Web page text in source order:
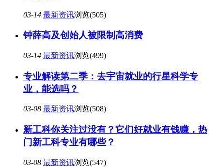
03-14 最新资讯浏览(505)
钟薛高及创始人被限制高消费
03-14 最新资讯浏览(499)
专业解读第二季：去宇宙就业的行星科学专
业，能选吗？
03-08 最新资讯浏览(508)
新工科你关注过没有？它们好就业有钱赚，热
门新工科专业有哪些？
03-08 最新资讯浏览(547)